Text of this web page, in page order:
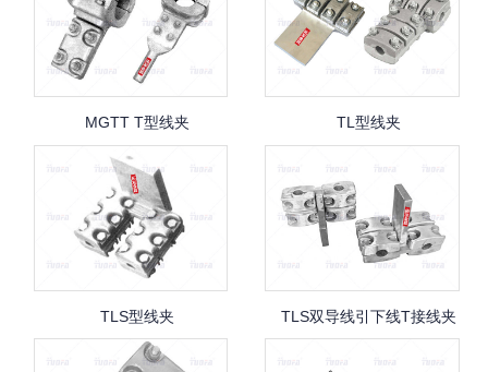
MGTT T型线夹 TL型线夹
TLS型线夹 TLS双导线引下线T接线夹